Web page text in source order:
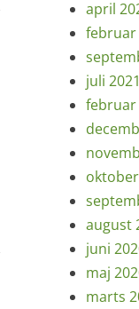
april
februar
juli 2021
februar
august
juni
maj
marts